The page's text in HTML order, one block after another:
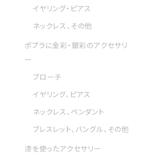
イヤリング・ピアス
ネックレス、その他
ポプラに金彩・銀彩のアクセサリ
ー
ブローチ
イヤリング、ピアス
ネックレス、ペンダント
ブレスレット、バングル、その他
漆を使ったアクセサリー